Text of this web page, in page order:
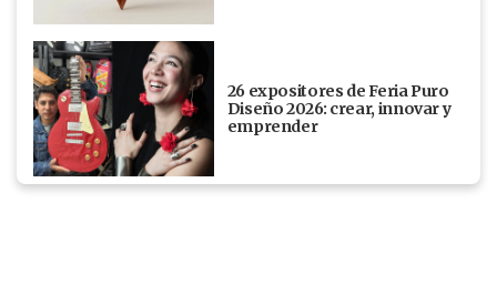
26 expositores de Feria Puro
Diseño 2026: crear, innovar y
emprender